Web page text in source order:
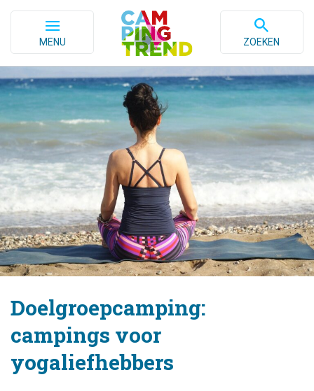
MENU ZOEKEN
Doelgroepcamping:
campings voor
yogaliefhebbers